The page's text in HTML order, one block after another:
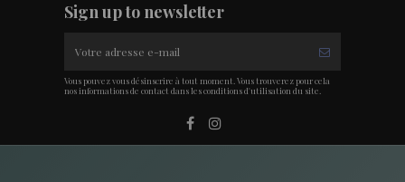
Sign up to newsletter
Vous pouvez vous désinscrire à tout moment. Vous trouverez pour cela
nos informations de contact dans les conditions d'utilisation du site.